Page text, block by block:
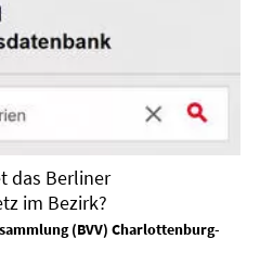
das Berliner
im Bezirk?
(BVV) Charlottenburg-